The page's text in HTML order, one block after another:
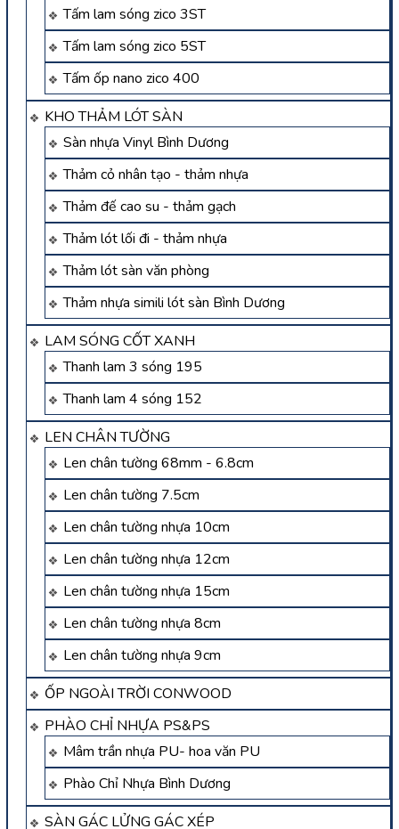
Tấm lam sóng zico 3ST
Tấm lam sóng zico 5ST
Tấm ốp nano zico 400
KHO THẢM LÓT SÀN
Sàn nhựa Vinyl Bình Dương
Thảm cỏ nhân tạo - thảm nhựa
Thảm đế cao su - thảm gạch
Thảm lót lối đi - thảm nhựa
Thảm lót sàn văn phòng
Thảm nhựa simili lót sàn Bình Dương
LAM SÓNG CỐT XANH
Thanh lam 3 sóng 195
Thanh lam 4 sóng 152
LEN CHÂN TƯỜNG
Len chân tường 68mm - 6.8cm
Len chân tường 7.5cm
Len chân tường nhựa 10cm
Len chân tường nhựa 12cm
Len chân tường nhựa 15cm
Len chân tường nhựa 8cm
Len chân tường nhựa 9cm
ỐP NGOÀI TRỜI CONWOOD
PHÀO CHỈ NHỰA PS&PS
Mâm trần nhựa PU- hoa văn PU
Phào Chỉ Nhựa Bình Dương
SÀN GÁC LỬNG GÁC XÉP